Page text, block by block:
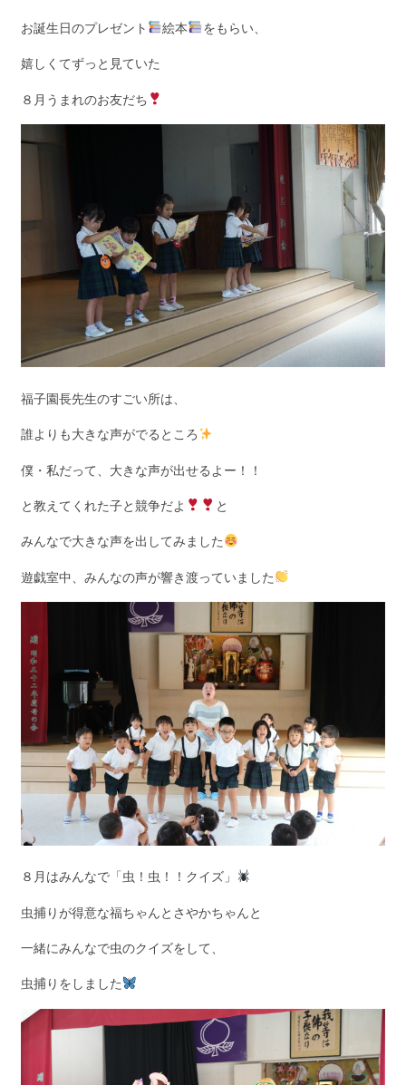
お誕生日のプレゼント 絵本 をもらい、
嬉しくてずっと見ていた
８月うまれのお友だち
福子園長先生のすごい所は、
誰よりも大きな声がでるところ
僕・私だって、大きな声が出せるよー！！
と教えてくれた子と競争だよ と
みんなで大きな声を出してみました
遊戯室中、みんなの声が響き渡っていました
８月はみんなで「虫！虫！！クイズ」
虫捕りが得意な福ちゃんとさやかちゃんと
一緒にみんなで虫のクイズをして、
虫捕りをしました